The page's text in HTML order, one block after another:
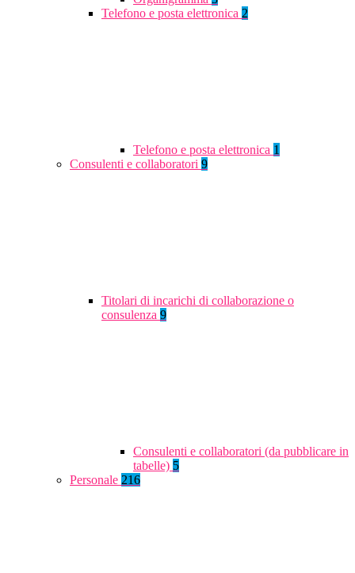
Telefono e posta elettronica 2
Telefono e posta elettronica 1
Consulenti e collaboratori 9
Titolari di incarichi di collaborazione o
consulenza 9
Consulenti e collaboratori (da pubblicare in
tabelle) 5
Personale 216